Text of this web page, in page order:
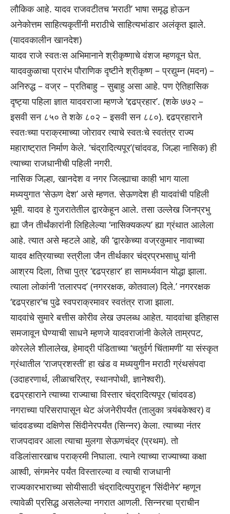
लौकिक आहे. यादव राजवटीतच ‘मराठी’ भाषा समृद्ध होऊन
अनेकोत्तम साहित्यकृतींनी मराठीचे साहित्यभांडार अलंकृत झाले.
(यादवकालीन खानदेश)
यादव राजे स्वतःस अभिमानाने श्रीकृष्णाचे वंशज म्हणवून घेत.
यादवकुळाचा प्रारंभ पौराणिक दृष्टीने श्रीकृष्ण – प्रद्युम्न (मदन) –
अनिरुद्ध – वज्र – प्रतिबाहु – सुबाहु असा आहे. पण ऐतिहासिक
दृष्ट्या पहिला ज्ञात यादवराजा म्हणजे ‘द्दढप्रहार’. (शके ७७२ –
इसवी सन ८५० ते शके ८०२ – इसवी सन ८८०). द्दढप्रहाराने
स्वतःच्या पराक्रमाच्या जोरावर त्याचे स्वतःचे स्वतंत्र राज्य
महाराष्ट्रात निर्माण केले. ‘चंद्रादित्यपूर’(चांदवड, जिल्हा नासिक) ही
त्याच्या राजधानीची पहिली नगरी.
नासिकजिल्हा, खानदेश व नगर जिल्ह्याचा काही भाग याला
मध्ययुगात ‘सेऊण देश’ असे म्हणत. सेऊणदेश ही यादवांची पहिली
भूमी. यादव हे गुजरातेतील द्वारकेहून आले. तसा उल्लेख जिनप्रभु
ह्या जैन तीर्थंकारांनी लिहिलेल्या ‘नासिक्यकल्प’ ह्या ग्रंथात आलेला
आहे. त्यात असे म्हटले आहे, की ‘द्वारकेच्या वज्रकुमार नावाच्या
यादव क्षत्रियाच्या स्त्रीला जैन तीर्थकार चंद्रप्रभसाधु यांनी
आश्रय दिला, तिचा पुत्र ‘द्दढप्रहार’ हा सामर्थ्यवान योद्धा झाला.
त्याला लोकांनी ‘तलारपद’ (नगररक्षक, कोतवाल) दिले.’ नगररक्षक
‘द्दढप्रहार’च पुढे स्वपराक्रमावर स्वतंत्र राजा झाला.
यादवांचे सुमारे बत्तीस कोरीव लेख उपलब्ध आहेत. यादवांचा इतिहास
समजावून घेण्याची साधने म्हणजे यादवराजांनी केलेले ताम्रपट,
कोरलेले शीलालेख, हेमाद्री पंडिताच्या ‘चतुर्वर्ग चिंतामणी’ या संस्कृत
ग्रंथातील ‘राजप्रशस्ती’ हा खंड व मध्ययुगीन मराठी ग्रंथसंपदा
(उदाहरणार्थ, लीळाचरित्र, स्थानपोथी, ज्ञानेश्वरी).
द्दढप्रहाराने त्याच्या राज्याचा विस्तार चंद्रादित्यपूर (चांदवड)
नगराच्या परिसरापासून थेट अंजनेरीपर्यंत (तालुका त्र्यंबकेश्वर) व
चांदवडच्या दक्षिणेस सिंदीनेरपर्यंत (सिन्नर) केला. त्याच्या नंतर
राजपदावर आला त्याचा मुलगा सेऊणचंद्र (प्रथम). तो
वडिलांसारखाच पराक्रमी निघाला. त्याने त्याच्या राज्याच्या कक्षा
आश्वी, संगमनेर पर्यंत विस्तारल्या व त्याची राजधानी
राज्यकारभाराच्या सोयीसाठी चंद्रादित्यपुराहून ‘सिंदीनेर’ म्हणून
त्यावेळी प्रसिद्ध असलेल्या नगरात आणली. सिन्नरचा प्राचीन